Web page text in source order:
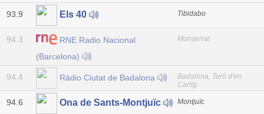
93.9 Els 40 Tibidabo
94.3
RNE Radio Nacional
(Barcelona)
Monserrat
94.4 Ràdio Ciutat de Badalona
Badalona, Turó d'en
Caritg
94.6 Ona de Sants-Montjuïc Montjuïc